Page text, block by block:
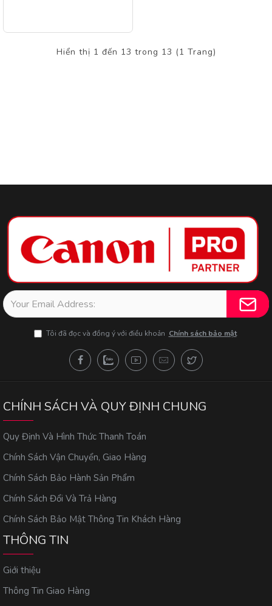
Hiển thị 1 đến 13 trong 13 (1 Trang)
Tôi đã đọc và đồng ý với điều khoản Chính sách bảo mật
CHÍNH SÁCH VÀ QUY ĐỊNH CHUNG
Quy Định Và Hình Thức Thanh Toán
Chính Sách Vận Chuyển, Giao Hàng
Chính Sách Bảo Hành Sản Phẩm
Chính Sách Đổi Và Trả Hàng
Chính Sách Bảo Mật Thông Tin Khách Hàng
THÔNG TIN
Giới thiệu
Thông Tin Giao Hàng